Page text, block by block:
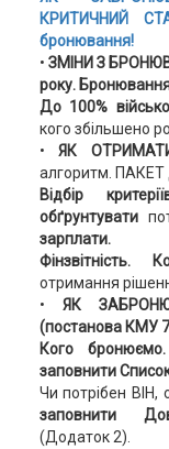
КРИТИЧНИЙ
бронювання!
• ЗМІНИ З
року.
До 100%
кого збільшено
• ЯК
алгоритм.
Відбір
обґрунтувати
зарплати.
отримання
•
ЯК
(постанова КМУ
Кого
заповнити
Чи потрібен ВІН,
заповнити
(Додаток 2).